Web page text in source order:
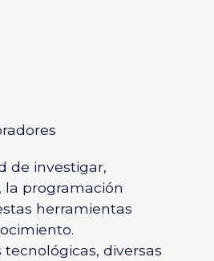
de investigar,
la programación
herramientas
diversas